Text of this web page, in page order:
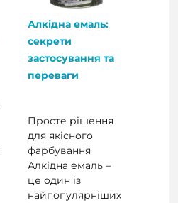
Алкідна емаль:
секрети
застосування та
переваги
Просте рішення
для якісного
фарбування
Алкідна емаль –
це один із
найпопулярніших